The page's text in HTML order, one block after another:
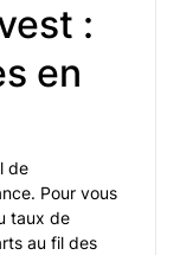
:
en
de
Pour vous
taux de
au fil des